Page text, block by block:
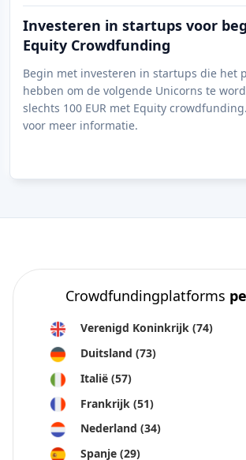
Investeren in startups voor
Equity Crowdfunding
Begin met investeren in startups die het
hebben om de volgende Unicorns te
slechts 100 EUR met Equity
voor meer informatie.
Crowdfundingplatforms
Verenigd Koninkrijk (74)
Duitsland (73)
Italië (57)
Frankrijk (51)
Nederland (34)
Spanje (29)